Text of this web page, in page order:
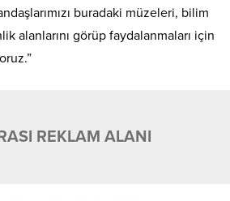
buradaki müzeleri, bilim
alanlarını görüp faydalanmaları için
REKLAM ALANI